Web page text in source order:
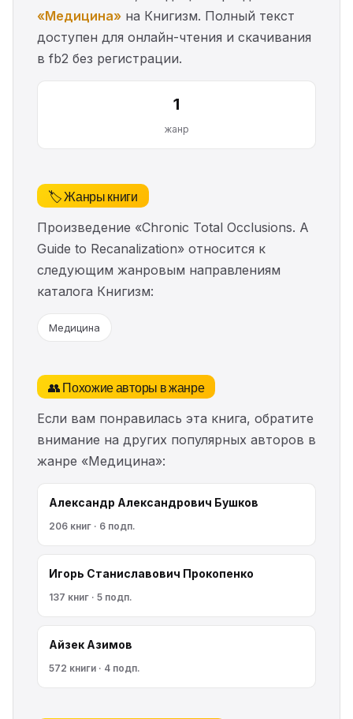
«Медицина» на Книгизм. Полный текст
доступен для онлайн-чтения и скачивания
в fb2 без регистрации.
1
жанр
🏷️ Жанры книги
Произведение «Chronic Total Occlusions. A
Guide to Recanalization» относится к
следующим жанровым направлениям
каталога Книгизм:
Медицина
👥 Похожие авторы в жанре
Если вам понравилась эта книга, обратите
внимание на других популярных авторов в
жанре «Медицина»:
Александр Александрович Бушков
206 книг · 6 подп.
Игорь Станиславович Прокопенко
137 книг · 5 подп.
Айзек Азимов
572 книги · 4 подп.